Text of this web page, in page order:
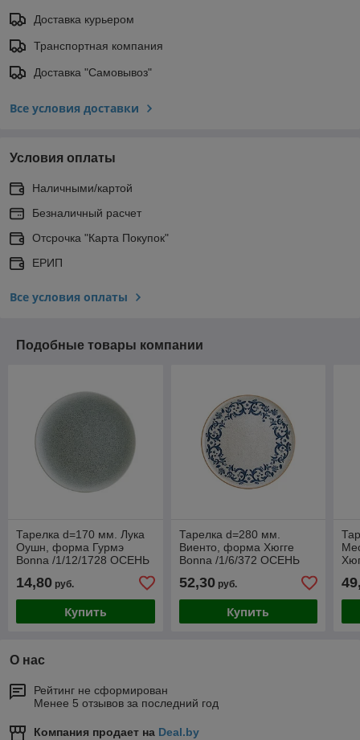
Доставка курьером
Транспортная компания
Доставка "Самовывоз"
Все условия доставки
Условия оплаты
Наличными/картой
Безналичный расчет
Отсрочка "Карта Покупок"
ЕРИП
Все условия оплаты
Подобные товары компании
Тарелка d=170 мм. Лука
Оушн, форма Гурмэ
Bonna /1/12/1728 ОСЕНЬ
14,80 руб.
Купить
Тарелка d=280 мм.
Виенто, форма Хюгге
Bonna /1/6/372 ОСЕНЬ
52,30руб.
Купить
О нас
Рейтинг не сформирован
Менее 5 отзывов за последний год
Компания продает на Deal.by